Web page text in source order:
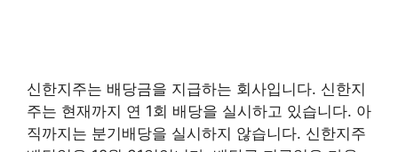
신한지주는 배당금을 지급하는 회사입니다. 신한지
주는 현재까지 연 1회 배당을 실시하고 있습니다. 아
직까지는 분기배당을 실시하지 않습니다. 신한지주